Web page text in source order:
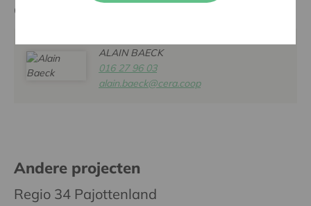
Contactpersoon
ALAIN BAECK
016 27 96 03
alain.baeck@cera.coop
Andere projecten
Regio 34 Pajottenland